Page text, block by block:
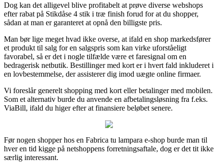
Dog kan det alligevel blive profitabelt at prøve diverse webshops
efter rabat på Stikdåse 4 stik i træ finish forud for at du shopper,
sådan at man er garanteret at opnå den billigste pris.
Man bør lige meget hvad ikke overse, at ifald en shop markedsfører
et produkt til salg for en salgspris som kan virke uforståeligt
favorabel, så er det i nogle tilfælde være et faresignal om en
bedragerisk netbutik. Bestillinger med kort er i hvert fald inkluderet i
en lovbestemmelse, der assisterer dig imod uægte online firmaer.
Vi foreslår generelt shopping med kort eller betalinger med mobilen.
Som et alternativ burde du anvende en afbetalingsløsning fra f.eks.
ViaBill, ifald du higer efter at finansiere beløbet senere.
Før nogen shopper hos en Fabrica tu lampara e-shop burde man til
hver en tid kigge på netshoppens forretningsaftale, dog er det tit ikke
særlig interessant.